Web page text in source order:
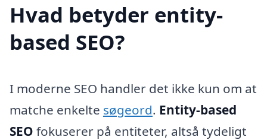
Hvad betyder entity-
based SEO?
I moderne SEO handler det ikke kun om at
matche enkelte søgeord. Entity-based
SEO fokuserer på entiteter, altså tydeligt